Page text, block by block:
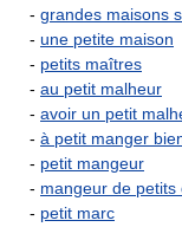
- grandes maisons
- une petite maison
- petits maîtres
- au petit malheur
- avoir un petit
- à petit manger
- petit mangeur
- mangeur de petits
- petit marc